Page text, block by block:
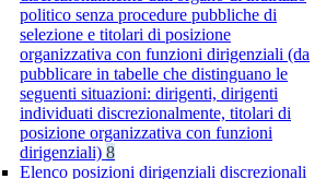
politico senza procedure pubbliche di
selezione e titolari di posizione
organizzativa con funzioni dirigenziali (da
pubblicare in tabelle che distinguano le
seguenti situazioni: dirigenti, dirigenti
individuati discrezionalmente, titolari di
posizione organizzativa con funzioni
dirigenziali) 8
Elenco posizioni dirigenziali discrezionali